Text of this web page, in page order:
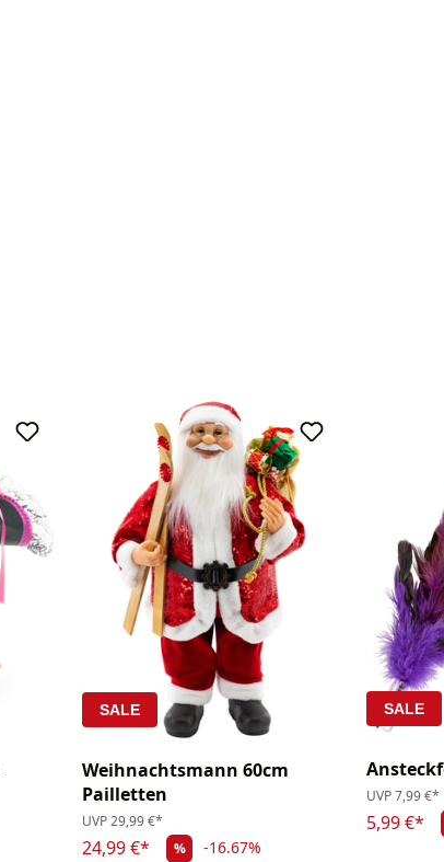
SALE
Weihnachtsmann 60cm
Pailletten
UVP29,99 €*
24,99 €* % -16.67%
SALE
UVP7,99 €*
5,99 €*